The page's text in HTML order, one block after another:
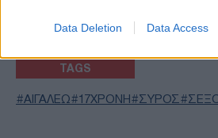
Data Deletion Data Access
TAGS
ΑΙΓΑΛΕΩ 17ΧΡΟΝΗ ΣΥΡΟΣ